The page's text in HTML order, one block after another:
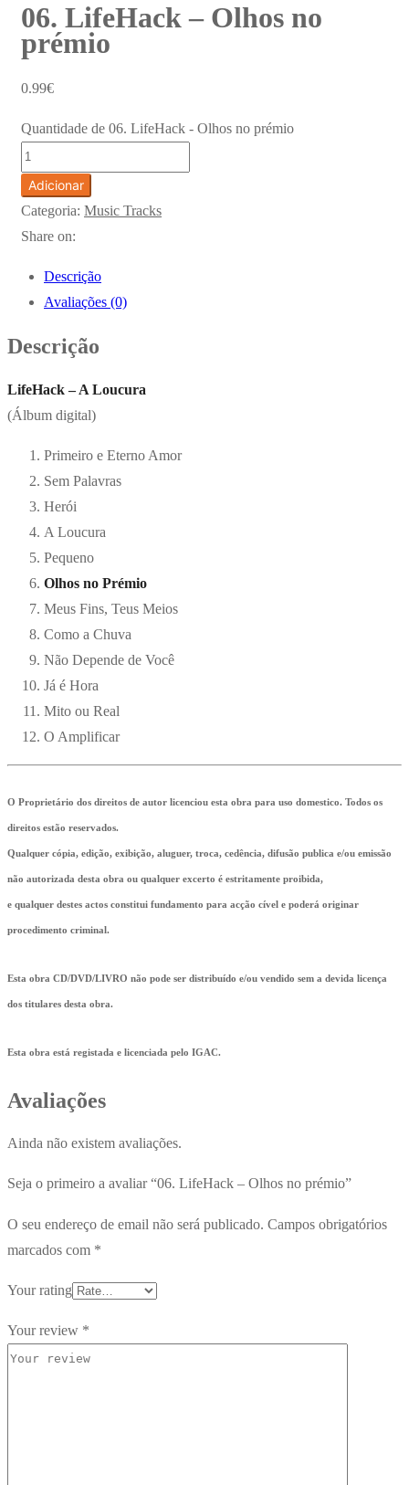
06. LifeHack – Olhos no
prémio
0.99€
Quantidade de 06. LifeHack - Olhos no prémio
Adicionar
Categoria: Music Tracks
Share on:
Descrição
Avaliações (0)
Descrição
LifeHack – A Loucura
(Álbum digital)
Primeiro e Eterno Amor
Sem Palavras
Herói
A Loucura
Pequeno
Olhos no Prémio
Meus Fins, Teus Meios
Como a Chuva
Não Depende de Você
Já é Hora
Mito ou Real
O Amplificar
O Proprietário dos direitos de autor licenciou esta obra para uso domestico. Todos os
direitos estão reservados.
Qualquer cópia, edição, exibição, aluguer, troca, cedência, difusão publica e/ou emissão
não autorizada desta obra ou qualquer excerto é estritamente proibida,
e qualquer destes actos constitui fundamento para acção cível e poderá originar
procedimento criminal.
Esta obra CD/DVD/LIVRO não pode ser distribuído e/ou vendido sem a devida licença
dos titulares desta obra.
Esta obra está registada e licenciada pelo IGAC.
Avaliações
Ainda não existem avaliações.
Seja o primeiro a avaliar “06. LifeHack – Olhos no prémio”
O seu endereço de email não será publicado. Campos obrigatórios
marcados com *
Your rating
Your review *